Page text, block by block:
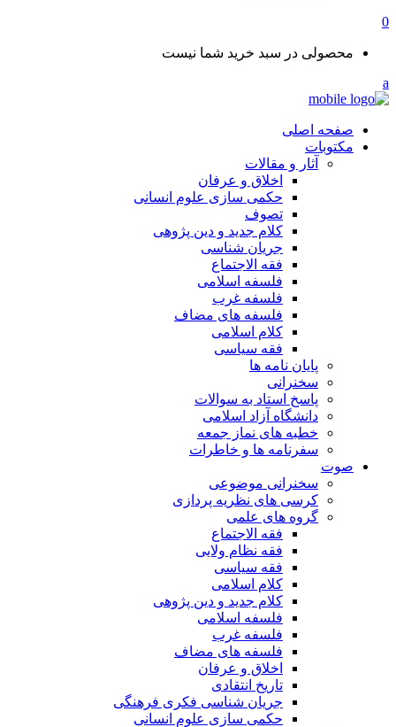
0
محصولی در سبد خرید شما نیست
صفحه اصلی
مکتوبات
آثار و مقالات
اخلاق و عرفان
حکمی سازی علوم انسانی
تصوف
کلام جدید و دین پژوهی
جریان شناسی
فقه الاجتماع
فلسفه اسلامی
فلسفه غرب
فلسفه های مضاف
کلام اسلامی
فقه سیاسی
پایان نامه ها
سخنرانی
پاسخ استاد به سوالات
دانشگاه آزاد اسلامی
خطبه های نماز جمعه
سفرنامه ها و خاطرات
صوت
سخنرانی موضوعی
کرسی های نظریه پردازی
گروه های علمی
فقه الاجتماع
فقه نظام ولایی
فقه سیاسی
کلام اسلامی
کلام جدید و دین پژوهی
فلسفه اسلامی
فلسفه غرب
فلسفه های مضاف
اخلاق و عرفان
تاریخ انتقادی
جریان شناسی فکری فرهنگی
حکمی سازی علوم انسانی